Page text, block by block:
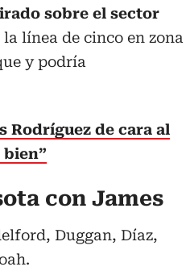
sobre el sector
línea de cinco en zona
y podría
Rodríguez de cara al
bien”
con James
Duggan, Díaz,